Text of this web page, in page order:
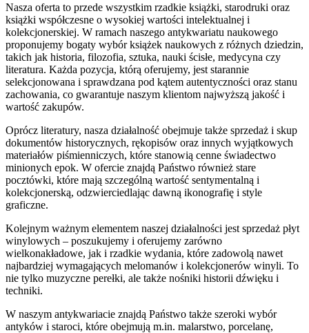
Nasza oferta to przede wszystkim rzadkie książki, starodruki oraz
książki współczesne o wysokiej wartości intelektualnej i
kolekcjonerskiej. W ramach naszego antykwariatu naukowego
proponujemy bogaty wybór książek naukowych z różnych dziedzin,
takich jak historia, filozofia, sztuka, nauki ścisłe, medycyna czy
literatura. Każda pozycja, którą oferujemy, jest starannie
selekcjonowana i sprawdzana pod kątem autentyczności oraz stanu
zachowania, co gwarantuje naszym klientom najwyższą jakość i
wartość zakupów.
Oprócz literatury, nasza działalność obejmuje także sprzedaż i skup
dokumentów historycznych, rękopisów oraz innych wyjątkowych
materiałów piśmienniczych, które stanowią cenne świadectwo
minionych epok. W ofercie znajdą Państwo również stare
pocztówki, które mają szczególną wartość sentymentalną i
kolekcjonerską, odzwierciedlając dawną ikonografię i style
graficzne.
Kolejnym ważnym elementem naszej działalności jest sprzedaż płyt
winylowych – poszukujemy i oferujemy zarówno
wielkonakładowe, jak i rzadkie wydania, które zadowolą nawet
najbardziej wymagających melomanów i kolekcjonerów winyli. To
nie tylko muzyczne perełki, ale także nośniki historii dźwięku i
techniki.
W naszym antykwariacie znajdą Państwo także szeroki wybór
antyków i staroci, które obejmują m.in. malarstwo, porcelanę,